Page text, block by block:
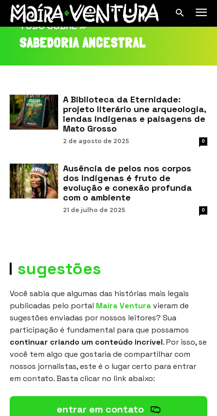
TUDO SOBRE »
SABEDORIA ANCESTRAL
A Biblioteca da Eternidade:
projeto literário une arqueologia,
lendas indígenas e paisagens de
Mato Grosso
2 de agosto de 2025 0
Ausência de pelos nos corpos
dos indígenas é fruto de
evolução e conexão profunda
com o ambiente
21 de julho de 2025 0
sugestões
Você sabia que algumas das histórias mais legais
publicadas pelo portal Maíra Venturavieram de
sugestões enviadas por nossos leitores? Sua
participação é fundamental para que possamos
continuar criando um conteúdo incrível. Por isso, se
você tem algo que gostaria de compartilhar com
nossos jornalistas, este é o lugar certo para entrar
em contato. Basta clicar no link abaixo:
entrar em contato